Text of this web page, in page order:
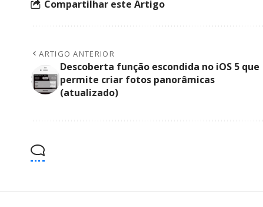
Compartilhar este Artigo
ARTIGO ANTERIOR
Descoberta função escondida no iOS 5 que
permite criar fotos panorâmicas
(atualizado)